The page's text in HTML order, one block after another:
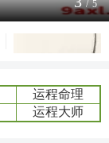
/ 5
如何看鼻部
面向与次人格比照
运程命理
运程大师